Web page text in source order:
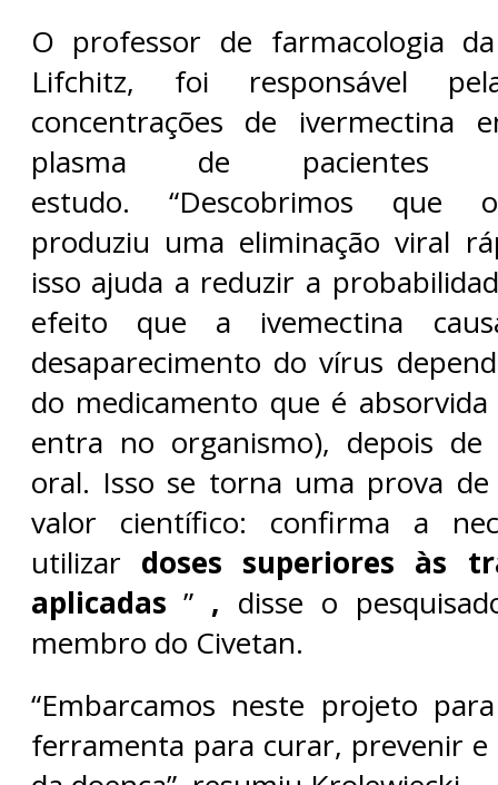
O professor de farmacologia
Lifchitz, foi responsável
concentrações de ivermectina
plasma de pacientes
estudo. “Descobrimos que
produziu uma eliminação viral
isso ajuda a reduzir a
efeito que a ivemectina
desaparecimento do vírus
do medicamento que é
entra no organismo), depois
oral. Isso se torna uma prova
valor científico: confirma a
utilizar doses superiores às
aplicadas ” , disse o
membro do Civetan.
“Embarcamos neste projeto
ferramenta para curar, prevenir